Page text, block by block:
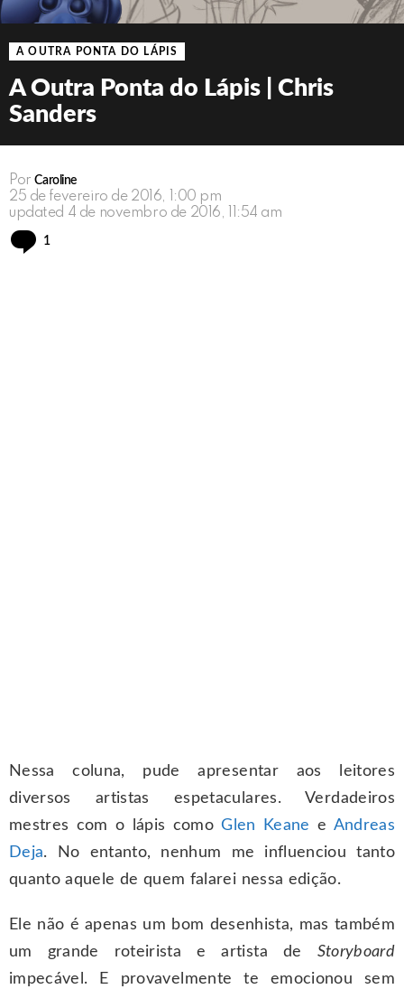
A OUTRA PONTA DO LÁPIS
A Outra Ponta do Lápis | Chris
Sanders
Por Caroline
25 de fevereiro de 2016, 1:00 pm
updated 4 de novembro de 2016, 11:54 am
1
Nessa coluna, pude apresentar aos leitores
diversos artistas espetaculares. Verdadeiros
mestres com o lápis comoGlen Keane e Andreas
Deja. No entanto, nenhum me influenciou tanto
quanto aquele de quem falarei nessa edição.
Ele não é apenas um bom desenhista, mas também
um grande roteirista e artista de Storyboard
impecável. E provavelmente te emocionou sem